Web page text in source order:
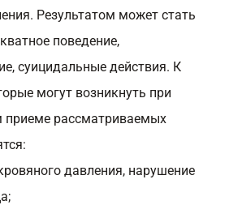
Результатом может стать
поведение,
суицидальные действия. К
могут возникнуть при
приеме рассматриваемых
давления, нарушение